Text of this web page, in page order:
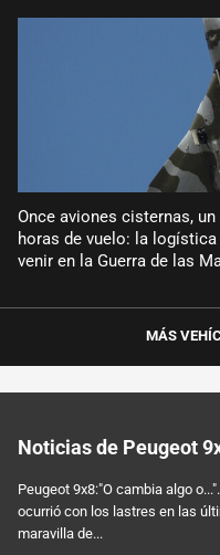
Once aviones cisternas,
horas de vuelo: la
venir en la Guerra de las
MÁS
Noticias de Peugeot
Peugeot 9x8:"O cambia algo
ocurrió con los lastres en las
maravilla de...